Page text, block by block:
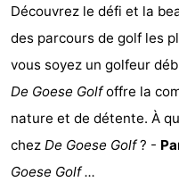
intérieures
bien-
&
Nature
guidées
Sports
Découvrez le défi et la
des parcours de golf les
vous soyez un golfeur
De Goese Golfoffre la
nature et de détente. À
chez De Goese Golf? -
Goese Golf ...